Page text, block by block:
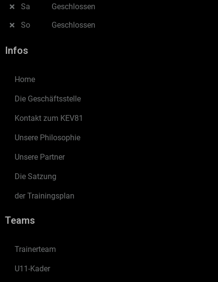
Sa
So
Geschlossen
Geschlossen
Infos
Home
Die Geschäftsstelle
Kontakt zum KEV81
Unsere Philosophie
Unsere Partner
Die Satzung
der Trainingsplan
Teams
Trainerteam
U11-Kader